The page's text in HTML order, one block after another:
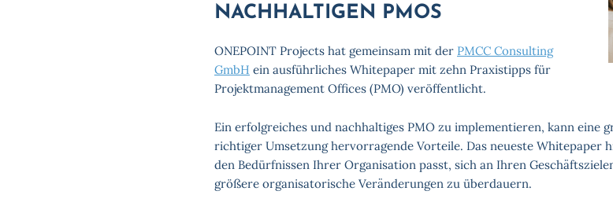
NACHHALTIGEN PMOS
ONEPOINT Projects hat gemeinsam mit der PMCC Consulting
GmbH ein ausführliches Whitepaper mit zehn Praxistipps für
Projektmanagement Offices (PMO) veröffentlicht.
Ein erfolgreiches und nachhaltiges PMO zu implementieren, kann eine
richtiger Umsetzung hervorragende Vorteile. Das neueste Whitepaper
den Bedürfnissen Ihrer Organisation passt, sich an Ihren
größere organisatorische Veränderungen zu überdauern.